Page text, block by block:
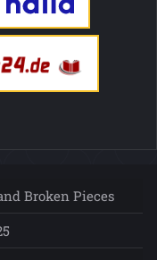
Broken Pieces